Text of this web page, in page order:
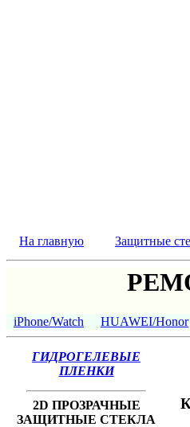
На главную Защитные
iPhone/Watch HUAWEI/Honor
ГИДРОГЕЛЕВЫЕ
ПЛЕНКИ
2D ПРОЗРАЧНЫЕ
ЗАЩИТНЫЕ СТЕКЛА